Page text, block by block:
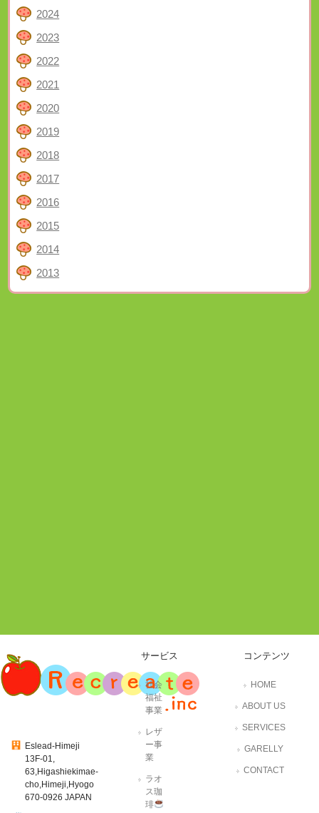
2024
2023
2022
2021
2020
2019
2018
2017
2016
2015
2014
2013
Eslead-Himeji
13F-01,
63,Higashiekimae-
cho,Himeji,Hyogo
670-0926 JAPAN
サービス
社会
福祉
事業
レザ
ー事
業
ラオ
ス珈
琲
コンテンツ
HOME
ABOUT US
SERVICES
GARELLY
CONTACT